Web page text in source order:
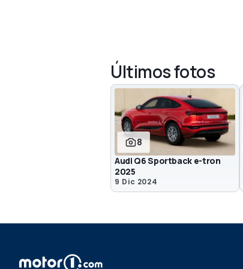
Últimos fotos
8
Audi Q6 Sportback e-tron
2025
9 Dic 2024